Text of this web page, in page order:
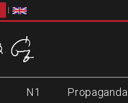
N1 Propaganda